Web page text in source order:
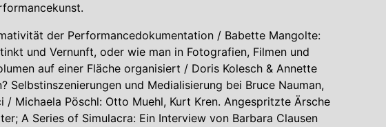
der Performancedokumentation / Babette Mangolte:
und Vernunft, oder wie man in Fotografien, Filmen und
auf einer Fläche organisiert / Doris Kolesch & Annette
Selbstinszenierungen und Medialisierung bei Bruce Nauman,
Michaela Pöschl: Otto Muehl, Kurt Kren. Angespritzte Ärsche
A Series of Simulacra: Ein Interview von Barbara Clausen